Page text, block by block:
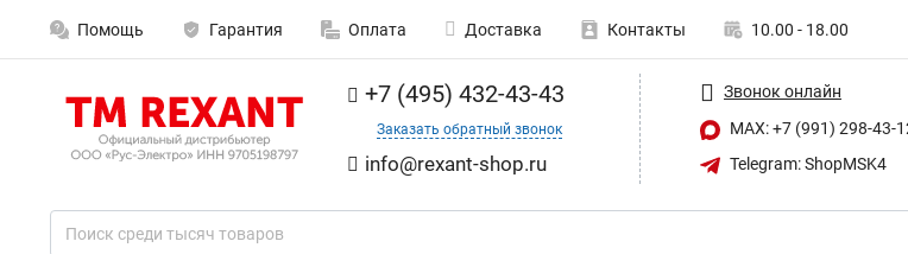
Помощь Гарантия Оплата Доставка Контакты 10.00 - 18.00
+7 (495) 432-43-43
Заказать обратный звонок
info@rexant-shop.ru
Звонок онлайн
MAX: +7 (991) 298-43-
Telegram: ShopMSK4